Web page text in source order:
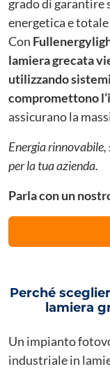
grado di garantire
energetica e
Con
lamiera grecata
utilizzando
compromettono
assicurano la
Energia
per la tua azienda.
Parla con un
Perché
lamiera
Un impianto
industriale in